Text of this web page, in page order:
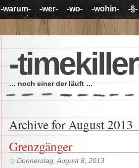
-warum- -wer- -wo- -wohin- -§-
-
… noch einer der läuft …
Archive for August 2013
Grenzgänger
Donnerstag, August 8, 2013